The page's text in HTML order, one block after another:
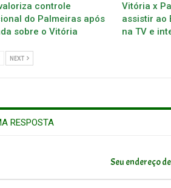
controle
do Palmeiras após
sobre o Vitória
Vitória x
assistir ao
na TV e
NEXT
RESPOSTA
Seu endereço